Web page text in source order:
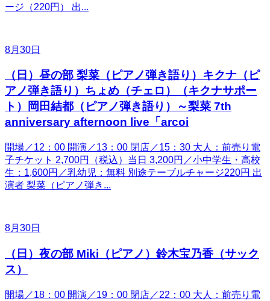
ージ（220円） 出...
8月30日
（日）昼の部 梨菜（ピアノ弾き語り）キクナ（ピ
アノ弾き語り）ちょめ（チェロ）（キクナサポー
ト）岡田結都（ピアノ弾き語り）～梨菜 7th
anniversary afternoon live「arcoi
開場／12：00 開演／13：00 閉店／15：30 大人：前売り電
子チケット 2,700円（税込）当日 3,200円／小中学生・高校
生：1,600円／乳幼児：無料 別途テーブルチャージ220円 出
演者 梨菜（ピアノ弾き...
8月30日
（日）夜の部 Miki（ピアノ）鈴木宝乃香（サック
ス）
開場／18：00 開演／19：00 閉店／22：00 大人：前売り電